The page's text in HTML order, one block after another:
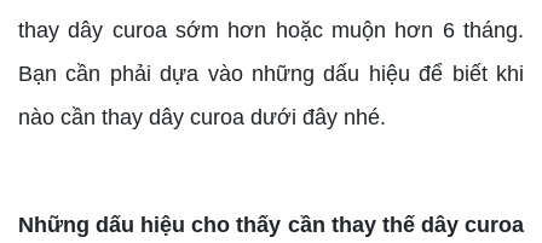
thay dây curoa sớm hơn hoặc muộn hơn 6 tháng.
Bạn cần phải dựa vào những dấu hiệu để biết khi
nào cần thay dây curoa dưới đây nhé.
Những dấu hiệu cho thấy cần thay thế dây curoa